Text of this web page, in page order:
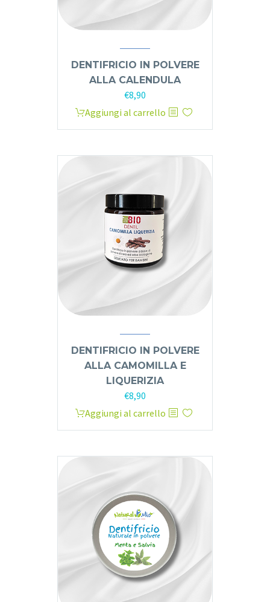
DENTIFRICIO IN POLVERE
ALLA CALENDULA
€8,90
Aggiungi al carrello
DENTIFRICIO IN POLVERE
ALLA CAMOMILLA E
LIQUERIZIA
€8,90
Aggiungi al carrello